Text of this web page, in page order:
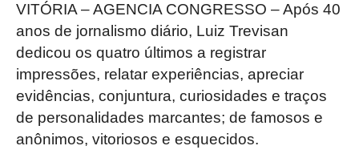
VITÓRIA – AGENCIA CONGRESSO – Após 40
anos de jornalismo diário, Luiz Trevisan
dedicou os quatro últimos a registrar
impressões, relatar experiências, apreciar
evidências, conjuntura, curiosidades e traços
de personalidades marcantes; de famosos e
anônimos, vitoriosos e esquecidos.